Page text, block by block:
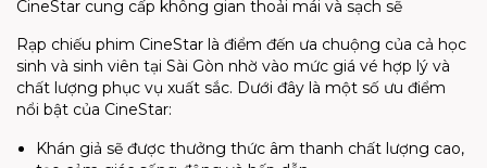
CineStar cung cấp không gian thoải mái và sạch sẽ
Rạp chiếu phim CineStar là điểm đến ưa chuộng của cả học
sinh và sinh viên tại Sài Gòn nhờ vào mức giá vé hợp lý và
chất lượng phục vụ xuất sắc. Dưới đây là một số ưu điểm
nổi bật của CineStar:
Khán giả sẽ được thưởng thức âm thanh chất lượng cao,